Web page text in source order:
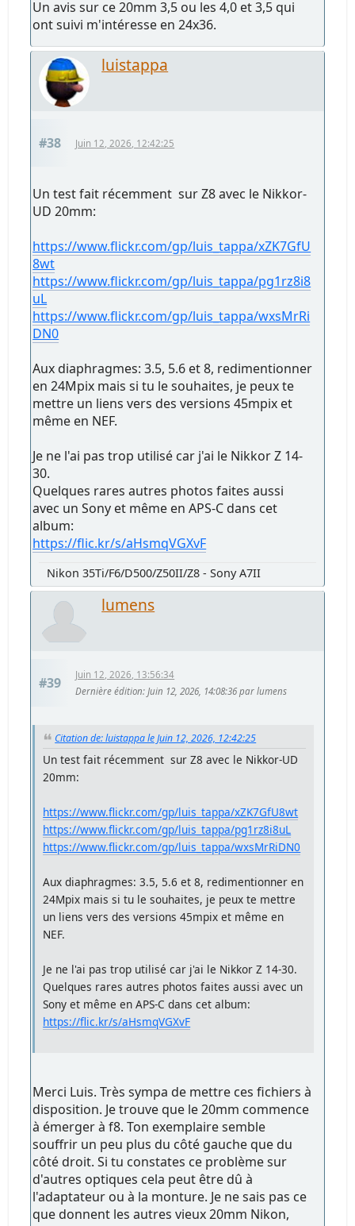
Un avis sur ce 20mm 3,5 ou les 4,0 et 3,5 qui
ont suivi m'intéresse en 24x36.
luistappa
#38 Juin 12, 2026, 12:42:25
Un test fait récemment sur Z8 avec le Nikkor-
UD 20mm:
https://www.flickr.com/gp/luis_tappa/xZK7GfU
8wt
https://www.flickr.com/gp/luis_tappa/pg1rz8i8
uL
https://www.flickr.com/gp/luis_tappa/wxsMrRi
DN0
Aux diaphragmes: 3.5, 5.6 et 8, redimentionner
en 24Mpix mais si tu le souhaites, je peux te
mettre un liens vers des versions 45mpix et
même en NEF.
Je ne l'ai pas trop utilisé car j'ai le Nikkor Z 14-
30.
Quelques rares autres photos faites aussi
avec un Sony et même en APS-C dans cet
album:
https://flic.kr/s/aHsmqVGXvF
Nikon 35Ti/F6/D500/Z50II/Z8 - Sony A7II
lumens
#39
Juin 12, 2026, 13:56:34
Dernière édition: Juin 12, 2026, 14:08:36 par lumens
Citation de: luistappa le Juin 12, 2026, 12:42:25
Un test fait récemment sur Z8 avec le Nikkor-UD
20mm:
https://www.flickr.com/gp/luis_tappa/xZK7GfU8wt
https://www.flickr.com/gp/luis_tappa/pg1rz8i8uL
https://www.flickr.com/gp/luis_tappa/wxsMrRiDN0
Aux diaphragmes: 3.5, 5.6 et 8, redimentionner en
24Mpix mais si tu le souhaites, je peux te mettre
un liens vers des versions 45mpix et même en
NEF.
Je ne l'ai pas trop utilisé car j'ai le Nikkor Z 14-30.
Quelques rares autres photos faites aussi avec un
Sony et même en APS-C dans cet album:
https://flic.kr/s/aHsmqVGXvF
Merci Luis. Très sympa de mettre ces fichiers à
disposition. Je trouve que le 20mm commence
à émerger à f8. Ton exemplaire semble
souffrir un peu plus du côté gauche que du
côté droit. Si tu constates ce problème sur
d'autres optiques cela peut être dû à
l'adaptateur ou à la monture. Je ne sais pas ce
que donnent les autres vieux 20mm Nikon,